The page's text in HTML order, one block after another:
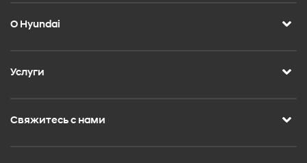
О Hyundai
Услуги
Свяжитесь с нами